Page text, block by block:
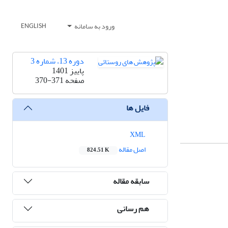
ورود به سامانه ENGLISH
دوره 13، شماره 3
پاییز 1401
صفحه370-371
فایل ها
اصل مقاله
824.51 K
سابقه مقاله
هم رسانی